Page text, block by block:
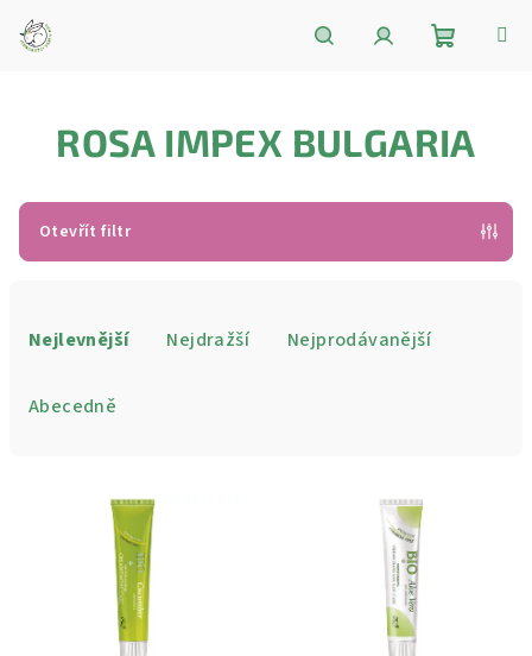
obsah
košík
ROSA IMPEX BULGARIA
Otevřít filtr
Nejlevnější Nejdražší Nejprodávanější
Abecedně